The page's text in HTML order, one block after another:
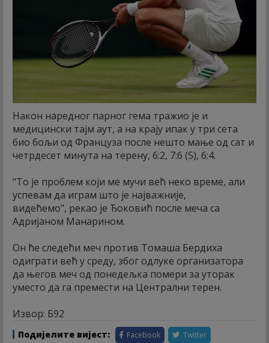
Након наредног парног гема тражио је и
медицински тајм аут, а на крају ипак у три сета
био бољи од Француза после нешто мање од сат и
четрдесет минута на терену, 6:2, 7:6 (5), 6:4.
"То је проблем који ме мучи већ неко време, али
успевам да играм што је најважније,
видећемо", рекао је Ђоковић после меча са
Адријаном Манарином.
Он ће следећи меч против Томаша Бердиха
одиграти већ у среду, због одлуке организатора
да његов меч од понедељка помери за уторак
уместо да га премести на Централни терен.
Извор: Б92
Подијелите вијест: Facebook Twitter